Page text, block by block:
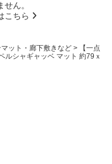
せん。
こちら
ット・廊下敷きなど>
【一点
ルシャギャッベ マット 約79ｘ